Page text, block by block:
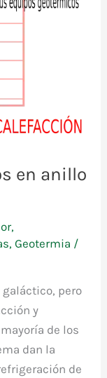
en anillo
,
,Geotermia /
pero
y
de los
dan la
de